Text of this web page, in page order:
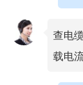
查电
载电